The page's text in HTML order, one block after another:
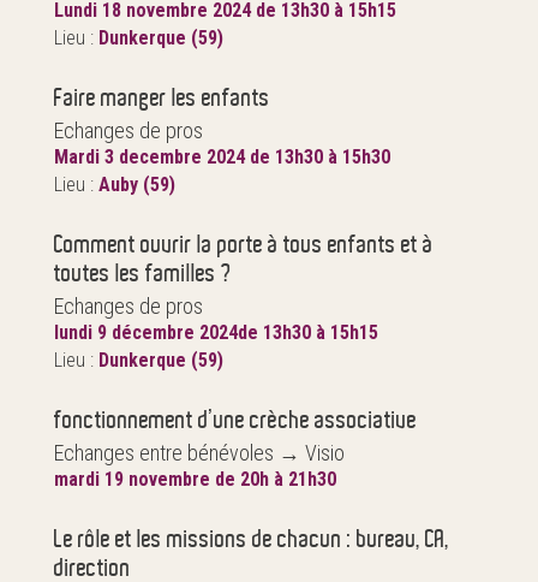
Lundi 18 novembre 2024 de 13h30 à 15h15
Lieu : Dunkerque (59)
Faire manger les enfants
Echanges de pros
Mardi 3 decembre 2024 de 13h30 à 15h30
Lieu : Auby (59)
Comment ouvrir la porte à tous enfants et à
toutes les familles ?
Echanges de pros
lundi 9 décembre 2024de 13h30 à 15h15
Lieu : Dunkerque (59)
fonctionnement d’une crèche associative
Echanges entre bénévoles → Visio
mardi 19 novembre de 20h à 21h30
Le rôle et les missions de chacun : bureau, CA,
direction